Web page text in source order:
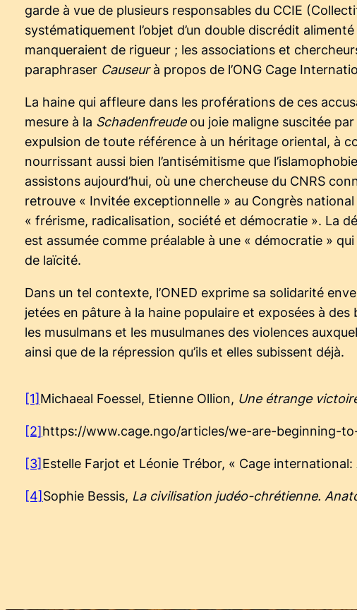
garde à vue de plusieurs responsables du CCIE
systématiquement l’objet d’un double discrédit
manqueraient de rigueur ; les associations et
paraphraser Causeurà propos de l’ONG Cage
La haine qui affleure dans les proférations de ces
mesure à la Schadenfreudeou joie maligne suscitée
expulsion de toute référence à un héritage oriental, à
nourrissant aussi bien l’antisémitisme que l’islamophobie
assistons aujourd’hui, où une chercheuse du CNRS
retrouve « Invitée exceptionnelle » au Congrès
« frérisme, radicalisation, société et démocratie ». La
est assumée comme préalable à une « démocratie »
de laïcité.
Dans un tel contexte, l’ONED exprime sa solidarité
jetées en pâture à la haine populaire et exposées à
les musulmans et les musulmanes des violences
ainsi que de la répression qu’ils et elles subissent déjà.
[1] Michaeal Foessel, Etienne Ollion, Une étrange
[2]https://www.cage.ngo/articles/we-are-beginning-
[3] Estelle Farjot et Léonie Trébor, « Cage
[4] Sophie Bessis, La civilisation judéo-chrétienne.